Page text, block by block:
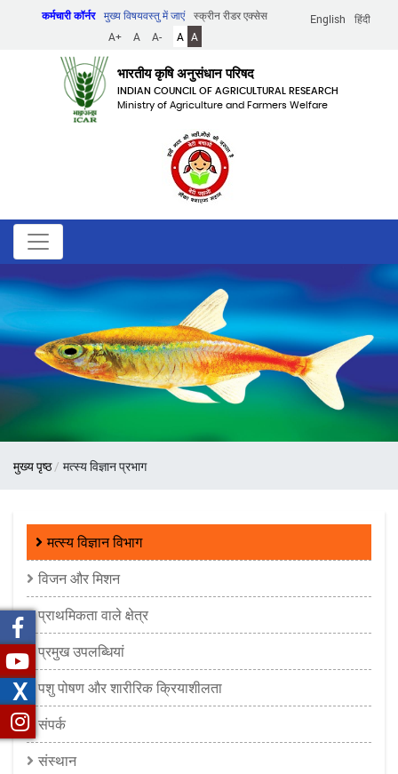
English हिंदी
कर्मचारी कॉर्नर मुख्य विषयवस्तु में जाएं
स्क्रीन रीडर एक्सेस
A+
A A- A A
भारतीय कृषि अनुसंधान परिषद
INDIAN COUNCIL OF AGRICULTURAL RESEARCH
Ministry of Agriculture and Farmers Welfare
पग
मुख्य पृष्ठ मत्स्य विज्ञान प्रभाग
Fisheries
Science
Division
मत्स्य विज्ञान विभाग
विजन और मिशन
प्राथमिकता वाले क्षेत्र
प्रमुख उपलब्धियां
पशु पोषण और शारीरिक क्रियाशीलता
संपर्क
संस्थान
X